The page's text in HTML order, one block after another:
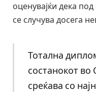
оценувајќи дека
се случува досега
Тотална
состанокот во
среќава со